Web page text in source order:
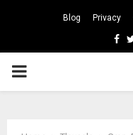
Blog Privacy
PRIMARY